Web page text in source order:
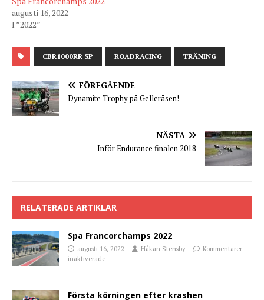
augusti 16, 2022
I ”2022”
CBR1000RR SP ROADRACING TRÄNING
FÖREGÅENDE
Dynamite Trophy på Gelleråsen!
NÄSTA
Inför Endurance finalen 2018
RELATERADE ARTIKLAR
Spa Francorchamps 2022
augusti 16, 2022 Håkan Stensby
Kommentarer
inaktiverade
Första körningen efter krashen